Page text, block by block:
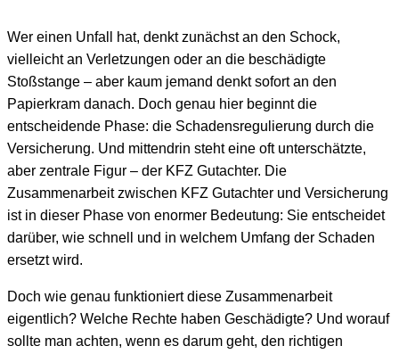
Wer einen Unfall hat, denkt zunächst an den Schock,
vielleicht an Verletzungen oder an die beschädigte
Stoßstange – aber kaum jemand denkt sofort an den
Papierkram danach. Doch genau hier beginnt die
entscheidende Phase: die Schadensregulierung durch die
Versicherung. Und mittendrin steht eine oft unterschätzte,
aber zentrale Figur – der KFZ Gutachter. Die
Zusammenarbeit zwischen KFZ Gutachter und Versicherung
ist in dieser Phase von enormer Bedeutung: Sie entscheidet
darüber, wie schnell und in welchem Umfang der Schaden
ersetzt wird.
Doch wie genau funktioniert diese Zusammenarbeit
eigentlich? Welche Rechte haben Geschädigte? Und worauf
sollte man achten, wenn es darum geht, den richtigen